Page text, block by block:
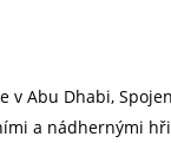
Abu Dhabi,
a nádhernými